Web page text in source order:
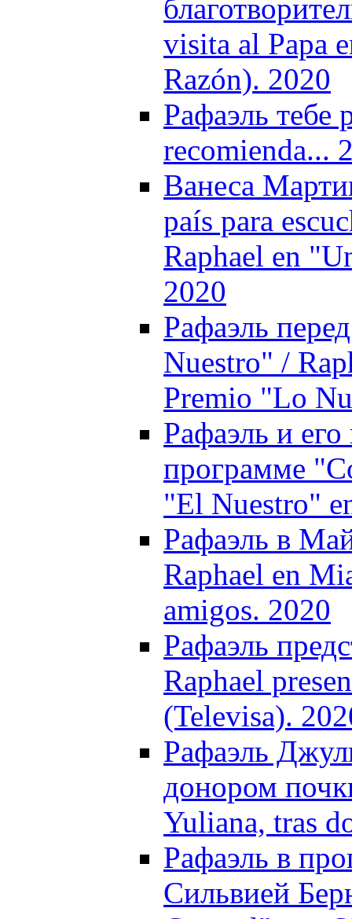
visita al Papa
Razón). 2020
Рафаэль тебе
recomienda...
Ванеса
país para
Raphael en
2020
Рафаэль
Nuestro" /
Premio "Lo
Рафаэль и
программе
"El Nuestro"
Рафаэль в
Raphael en
amigos. 2020
Рафаэль
Raphael
(Televisa).
Рафаэль
донором
Yuliana, tras
Рафаэль в
Сильвией